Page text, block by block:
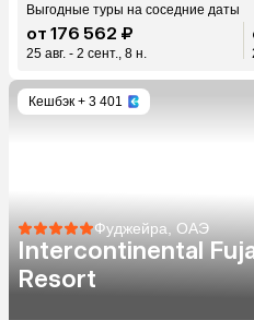
Выгодные туры на соседние даты
от 176 562 ₽
25 авг. - 2 сент., 8 н.
Кешбэк + 3 401
Фуджейра, ОАЭ
Intercontinental
Resort